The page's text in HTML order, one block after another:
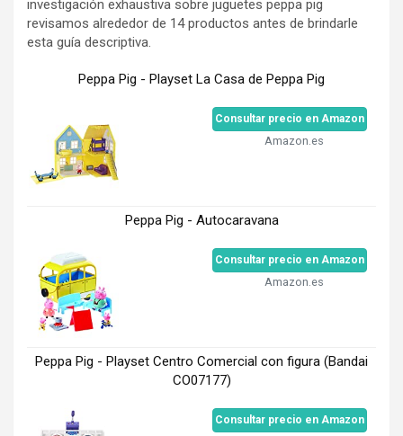
investigación exhaustiva sobre juguetes peppa pig
revisamos alrededor de 14 productos antes de brindarle
esta guía descriptiva.
Peppa Pig - Playset La Casa de Peppa Pig
Consultar precio en Amazon
Amazon.es
Peppa Pig - Autocaravana
Consultar precio en Amazon
Amazon.es
Peppa Pig - Playset Centro Comercial con figura (Bandai
CO07177)
Consultar precio en Amazon